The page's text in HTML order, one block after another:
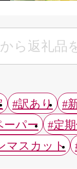
#訳あり
#
ーパー
#定
マスカット